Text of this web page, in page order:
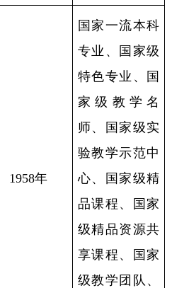
1958年
国家一流本科
专业、国家级
特色专业、国
家级教学名
师、国家级实
验教学示范中
心、国家级精
品课程、国家
级精品资源共
享课程、国家
级教学团队、